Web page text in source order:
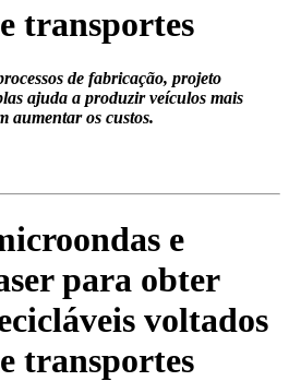
transportes
de fabricação, projeto
ajuda a produzir veículos mais
aumentar os custos.
e
para obter
voltados
transportes